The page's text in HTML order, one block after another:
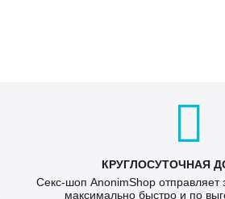
КРУГЛОСУТОЧНАЯ
Секс-шоп AnonimShop отправляет
максимально быстро и по